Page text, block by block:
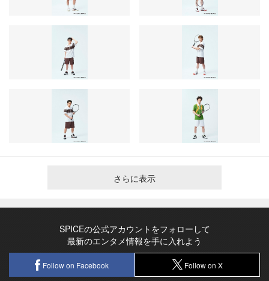
さらに表示
SPICEの公式アカウントをフォローして
最新のエンタメ情報を手に入れよう
Follow on Facebook Follow on X